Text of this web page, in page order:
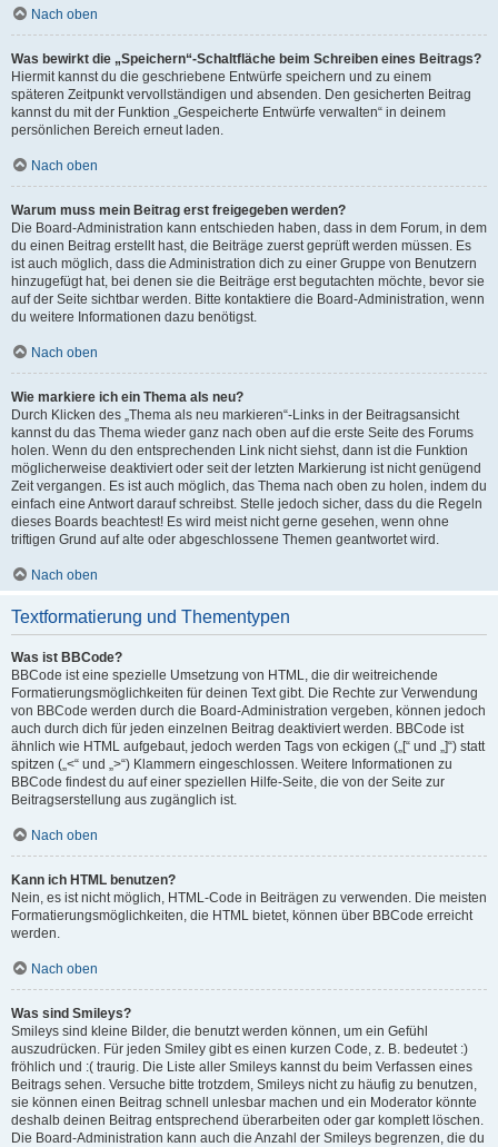
Nach oben
Was bewirkt die „Speichern“-Schaltfläche beim Schreiben eines Beitrags?
Hiermit kannst du die geschriebene Entwürfe speichern und zu einem
späteren Zeitpunkt vervollständigen und absenden. Den gesicherten Beitrag
kannst du mit der Funktion „Gespeicherte Entwürfe verwalten“ in deinem
persönlichen Bereich erneut laden.
Nach oben
Warum muss mein Beitrag erst freigegeben werden?
Die Board-Administration kann entschieden haben, dass in dem Forum, in dem
du einen Beitrag erstellt hast, die Beiträge zuerst geprüft werden müssen. Es
ist auch möglich, dass die Administration dich zu einer Gruppe von Benutzern
hinzugefügt hat, bei denen sie die Beiträge erst begutachten möchte, bevor sie
auf der Seite sichtbar werden. Bitte kontaktiere die Board-Administration, wenn
du weitere Informationen dazu benötigst.
Nach oben
Wie markiere ich ein Thema als neu?
Durch Klicken des „Thema als neu markieren“-Links in der Beitragsansicht
kannst du das Thema wieder ganz nach oben auf die erste Seite des Forums
holen. Wenn du den entsprechenden Link nicht siehst, dann ist die Funktion
möglicherweise deaktiviert oder seit der letzten Markierung ist nicht genügend
Zeit vergangen. Es ist auch möglich, das Thema nach oben zu holen, indem du
einfach eine Antwort darauf schreibst. Stelle jedoch sicher, dass du die Regeln
dieses Boards beachtest! Es wird meist nicht gerne gesehen, wenn ohne
triftigen Grund auf alte oder abgeschlossene Themen geantwortet wird.
Nach oben
Textformatierung und Thementypen
Was ist BBCode?
BBCode ist eine spezielle Umsetzung von HTML, die dir weitreichende
Formatierungsmöglichkeiten für deinen Text gibt. Die Rechte zur Verwendung
von BBCode werden durch die Board-Administration vergeben, können jedoch
auch durch dich für jeden einzelnen Beitrag deaktiviert werden. BBCode ist
ähnlich wie HTML aufgebaut, jedoch werden Tags von eckigen („[“ und „]“) statt
spitzen („<“ und „>“) Klammern eingeschlossen. Weitere Informationen zu
BBCode findest du auf einer speziellen Hilfe-Seite, die von der Seite zur
Beitragserstellung aus zugänglich ist.
Nach oben
Kann ich HTML benutzen?
Nein, es ist nicht möglich, HTML-Code in Beiträgen zu verwenden. Die meisten
Formatierungsmöglichkeiten, die HTML bietet, können über BBCode erreicht
werden.
Nach oben
Was sind Smileys?
Smileys sind kleine Bilder, die benutzt werden können, um ein Gefühl
auszudrücken. Für jeden Smiley gibt es einen kurzen Code, z. B. bedeutet :)
fröhlich und :( traurig. Die Liste aller Smileys kannst du beim Verfassen eines
Beitrags sehen. Versuche bitte trotzdem, Smileys nicht zu häufig zu benutzen,
sie können einen Beitrag schnell unlesbar machen und ein Moderator könnte
deshalb deinen Beitrag entsprechend überarbeiten oder gar komplett löschen.
Die Board-Administration kann auch die Anzahl der Smileys begrenzen, die du